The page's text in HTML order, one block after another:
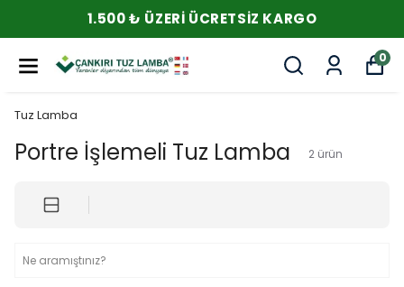
1.500 ₺ ÜZERI ÜCRETSIZ KARGO
0
Tuz Lamba
Portre İşlemeli Tuz Lamba 2 ürün